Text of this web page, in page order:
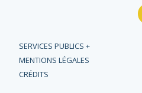
SERVICES PUBLICS +
MENTIONS LÉGALES
CRÉDITS